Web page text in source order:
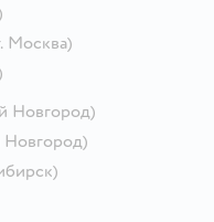
Москва)
Новгород)